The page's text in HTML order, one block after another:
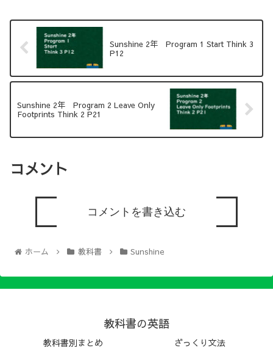
Sunshine 2年 Program 1 Start Think 3
P12
Sunshine 2年 Program 2 Leave Only
Footprints Think 2 P21
コメント
コメントを書き込む
ホーム 教科書 Sunshine
教科書の英語
教科書別まとめ ざっくり文法